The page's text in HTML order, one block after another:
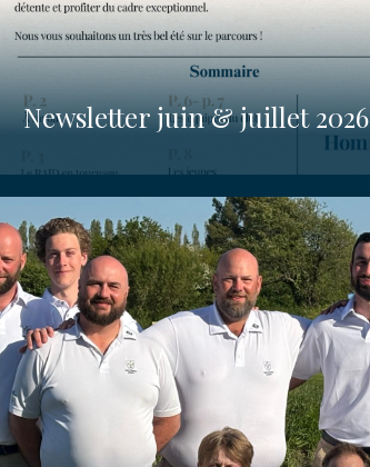
Newsletter juin & juillet 2026